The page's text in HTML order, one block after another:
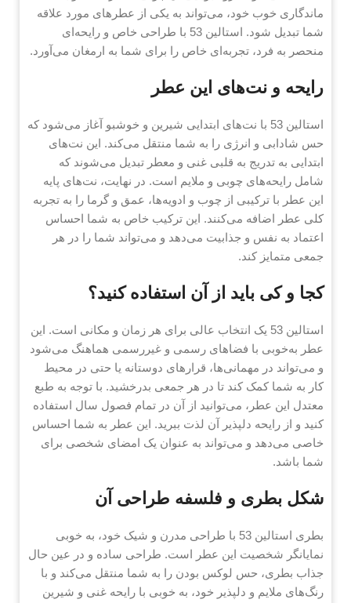
ماندگاری خوب خود، می‌تواند به یکی از عطرهای مورد علاقه
شما تبدیل شود. استالین 53 با طراحی خاص و رایحه‌ای
منحصر به فرد، تجربه‌ای خاص را برای شما به ارمغان می‌آورد.
رایحه و نت‌های این عطر
استالین 53 با نت‌های ابتدایی شیرین و خوشبو آغاز می‌شود که
حس شادابی و انرژی را به شما منتقل می‌کند. این نت‌های
ابتدایی به تدریج به قلبی غنی و معطر تبدیل می‌شوند که
شامل رایحه‌های چوبی و ملایم است. در نهایت، نت‌های پایه
این عطر با ترکیبی از چوب و ادویه‌ها، عمق و گرما را به تجربه
کلی عطر اضافه می‌کنند. این ترکیب خاص به شما احساس
اعتماد به نفس و جذابیت می‌دهد و می‌تواند شما را در هر
جمعی متمایز کند.
کجا و کی باید از آن استفاده کنید؟
استالین 53 یک انتخاب عالی برای هر زمان و مکانی است. این
عطر به‌خوبی با فضاهای رسمی و غیررسمی هماهنگ می‌شود
و می‌تواند در مهمانی‌ها، قرارهای دوستانه یا حتی در محیط
کار به شما کمک کند تا در هر جمعی بدرخشید. با توجه به طبع
معتدل این عطر، می‌توانید از آن در تمام فصول سال استفاده
کنید و از رایحه دلپذیر آن لذت ببرید. این عطر به شما احساس
خاصی می‌دهد و می‌تواند به عنوان یک امضای شخصی برای
شما باشد.
شکل بطری و فلسفه طراحی آن
بطری استالین 53 با طراحی مدرن و شیک خود، به خوبی
نمایانگر شخصیت این عطر است. طراحی ساده و در عین حال
جذاب بطری، حس لوکس بودن را به شما منتقل می‌کند و با
رنگ‌های ملایم و دلپذیر خود، به خوبی با رایحه غنی و شیرین